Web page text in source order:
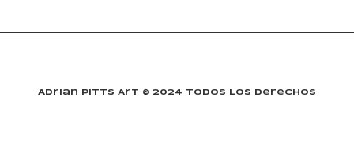
Adrian Pitts Art © 2024 Todos Los Derechos